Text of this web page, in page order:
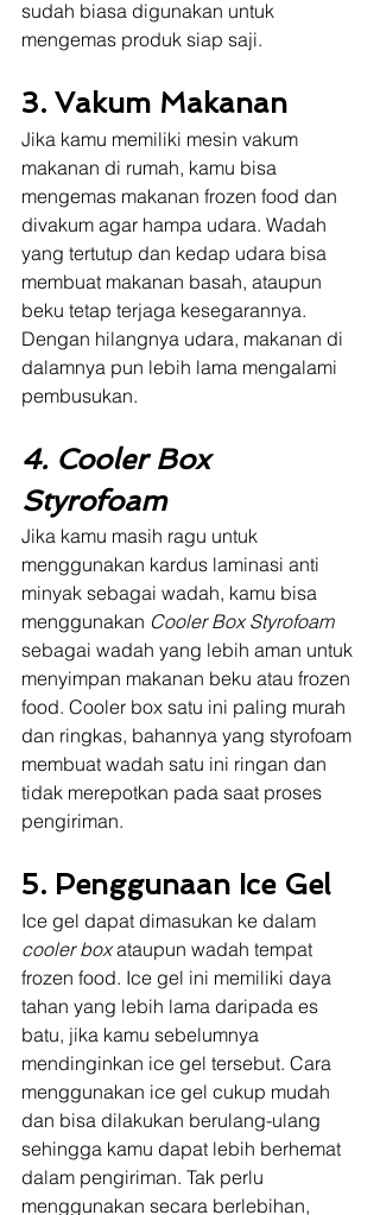
sudah biasa digunakan untuk
mengemas produk siap saji.
3. Vakum Makanan
Jika kamu memiliki mesin vakum
makanan di rumah, kamu bisa
mengemas makanan frozen food dan
divakum agar hampa udara. Wadah
yang tertutup dan kedap udara bisa
membuat makanan basah, ataupun
beku tetap terjaga kesegarannya.
Dengan hilangnya udara, makanan di
dalamnya pun lebih lama mengalami
pembusukan.
4. Cooler Box
Styrofoam
Jika kamu masih ragu untuk
menggunakan kardus laminasi anti
minyak sebagai wadah, kamu bisa
menggunakan Cooler Box Styrofoam
sebagai wadah yang lebih aman untuk
menyimpan makanan beku atau frozen
food. Cooler box satu ini paling murah
dan ringkas, bahannya yang styrofoam
membuat wadah satu ini ringan dan
tidak merepotkan pada saat proses
pengiriman.
5. Penggunaan Ice Gel
Ice gel dapat dimasukan ke dalam
cooler box ataupun wadah tempat
frozen food. Ice gel ini memiliki daya
tahan yang lebih lama daripada es
batu, jika kamu sebelumnya
mendinginkan ice gel tersebut. Cara
menggunakan ice gel cukup mudah
dan bisa dilakukan berulang-ulang
sehingga kamu dapat lebih berhemat
dalam pengiriman. Tak perlu
menggunakan secara berlebihan,